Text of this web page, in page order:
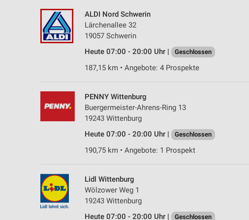
ALDI Nord Schwerin
Lärchenallee 32
19057 Schwerin
Heute 07:00 - 20:00 Uhr |
Geschlossen
187,15 km • Angebote: 4 Prospekte
PENNY Wittenburg
Buergermeister-Ahrens-Ring 13
19243 Wittenburg
Heute 07:00 - 20:00 Uhr |
Geschlossen
190,75 km • Angebote: 1 Prospekt
Lidl Wittenburg
Wölzower Weg 1
19243 Wittenburg
Heute 07:00 - 20:00 Uhr |
Geschlossen